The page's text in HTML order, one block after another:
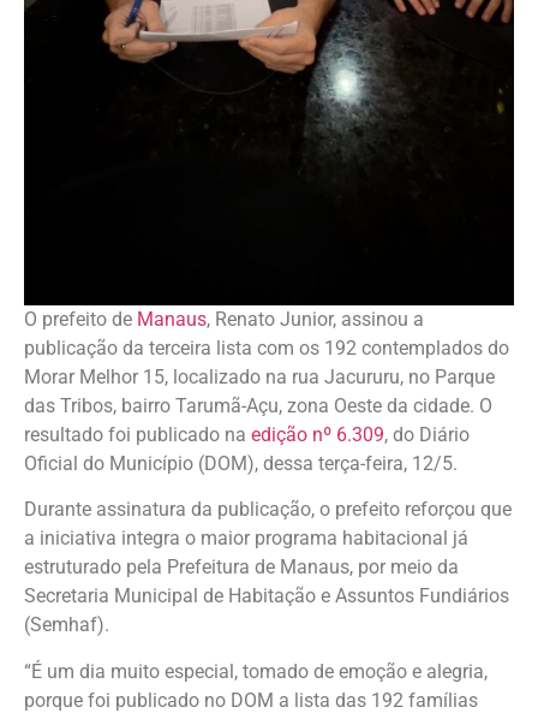
O prefeito de Manaus, Renato Junior, assinou a
publicação da terceira lista com os 192 contemplados do
Morar Melhor 15, localizado na rua Jacururu, no Parque
das Tribos, bairro Tarumã-Açu, zona Oeste da cidade. O
resultado foi publicado na edição nº 6.309, do Diário
Oficial do Município (DOM), dessa terça-feira, 12/5.
Durante assinatura da publicação, o prefeito reforçou que
a iniciativa integra o maior programa habitacional já
estruturado pela Prefeitura de Manaus, por meio da
Secretaria Municipal de Habitação e Assuntos Fundiários
(Semhaf).
“É um dia muito especial, tomado de emoção e alegria,
porque foi publicado no DOM a lista das 192 famílias